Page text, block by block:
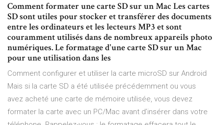
Comment formater une carte SD sur un Mac Les cartes
SD sont utiles pour stocker et transférer des documents
entre les ordinateurs et les lecteurs MP3 et sont
couramment utilisés dans de nombreux appareils photo
numériques. Le formatage d'une carte SD sur un Mac
pour une utilisation dans les
Comment configurer et utiliser la carte microSD sur Android
Mais si la carte SD a été utilisée précédemment ou vous
avez acheté une carte de mémoire utilisée, vous devez
formater la carte avec un PC/Mac avant d’insérer dans votre